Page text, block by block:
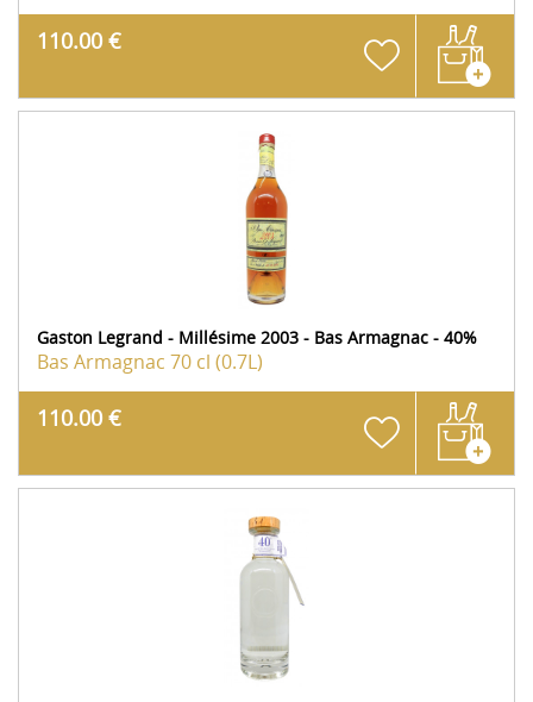
110.00 €
Gaston Legrand - Millésime 2003 - Bas Armagnac - 40%
Bas Armagnac 70 cl (0.7L)
110.00 €